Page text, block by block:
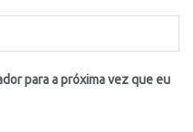
para a próxima vez que eu